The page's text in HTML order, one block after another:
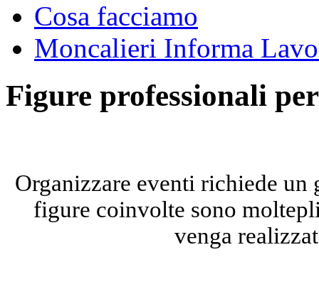
Cosa facciamo
Moncalieri Informa
Figure professionali
Organizzare eventi richiede un
figure coinvolte sono
venga